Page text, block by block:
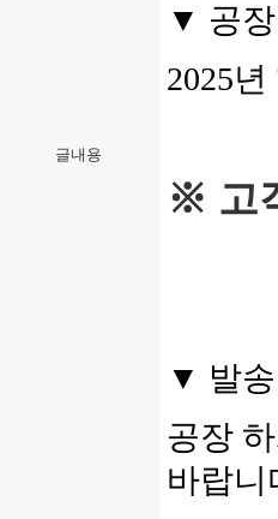
글내용
▼ 공
2025
※ 고
▼ 발
공장
바랍니